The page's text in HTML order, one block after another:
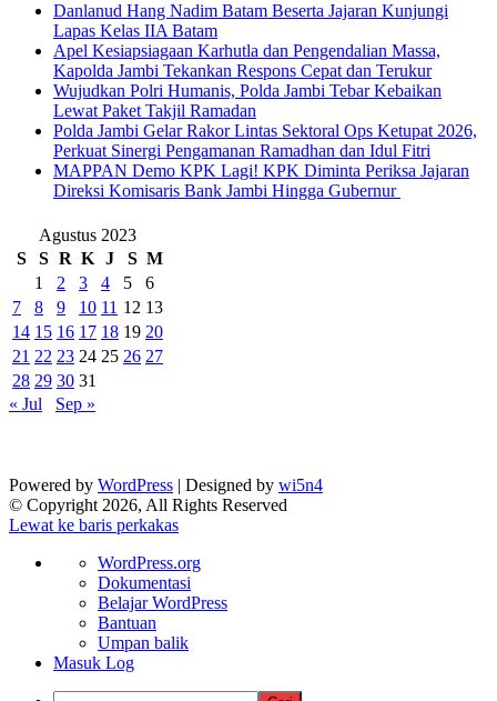
Danlanud Hang Nadim Batam Beserta Jajaran Kunjungi
Lapas Kelas IIA Batam
Apel Kesiapsiagaan Karhutla dan Pengendalian Massa,
Kapolda Jambi Tekankan Respons Cepat dan Terukur
Wujudkan Polri Humanis, Polda Jambi Tebar Kebaikan
Lewat Paket Takjil Ramadan
Polda Jambi Gelar Rakor Lintas Sektoral Ops Ketupat 2026,
Perkuat Sinergi Pengamanan Ramadhan dan Idul Fitri
‎MAPPAN Demo KPK Lagi! KPK Diminta Periksa Jajaran
Direksi Komisaris Bank Jambi Hingga Gubernur ‎
Agustus 2023
S
S R K J S M
1
2 3 4 5
6
7
8 9 10 11 12 13
14 15 16 17 18 19 20
21 22 23 24 25 26 27
28 29 30 31
« Jul
Sep »
Powered by WordPress | Designed by wi5n4
© Copyright 2026, All Rights Reserved
Lewat ke baris perkakas
Tentang
WordPress
WordPress.org
Dokumentasi
Belajar WordPress
Bantuan
Umpan balik
Masuk Log